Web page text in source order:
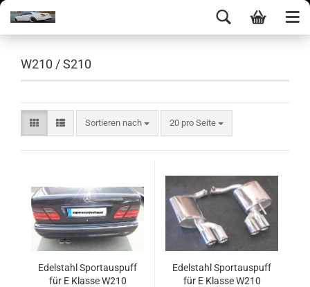
W210 / S210
Sortieren nach 20 pro Seite
Edelstahl Sportauspuff
für E Klasse W210
Edelstahl Sportauspuff
für E Klasse W210